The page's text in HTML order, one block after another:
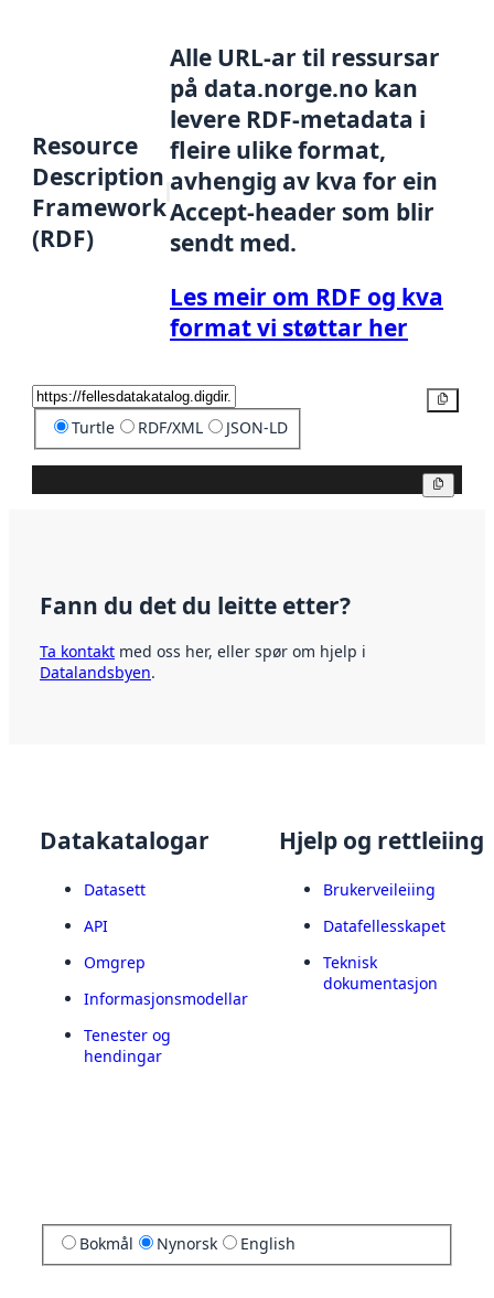
Resource
Description
Framework
(RDF)
Alle URL-ar til ressursar
på data.norge.no kan
levere RDF-metadata i
fleire ulike format,
avhengig av kva for ein
Accept-header som blir
sendt med.
Les meir om RDF og kva
format vi støttar her
Turtle RDF/XML JSON-LD
Fann du det du leitte etter?
Ta kontakt med oss her, eller spør om hjelp i
Datalandsbyen.
Datakatalogar
Datasett
API
Omgrep
Informasjonsmodellar
Tenester og
hendingar
Hjelp og rettleiing
Brukerveileiing
Datafellesskapet
Teknisk
dokumentasjon
Bokmål Nynorsk English